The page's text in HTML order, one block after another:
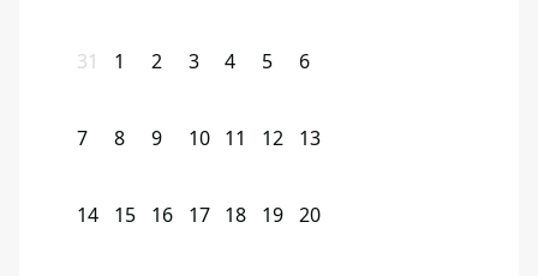
31 1 2 3 4 5 6
7 8 9 10 11 12 13
14 15 16 17 18 19 20